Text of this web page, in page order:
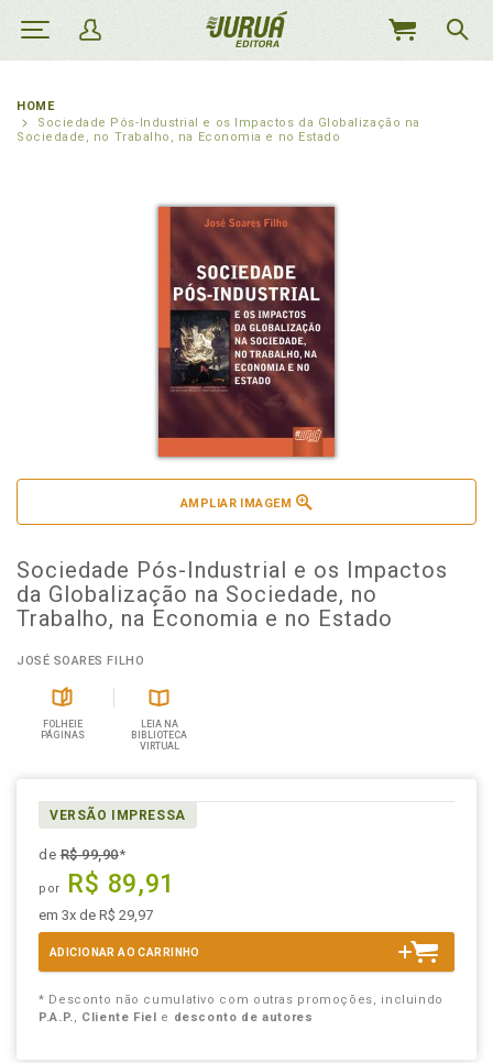
MEU
HOME
Sociedade Pós-Industrial e os Impactos da Globalização na
Sociedade, no Trabalho, na Economia e no Estado
AMPLIAR IMAGEM
Sociedade Pós-Industrial e os Impactos
da Globalização na Sociedade, no
Trabalho, na Economia e no Estado
JOSÉ SOARES FILHO
FOLHEIE
PÁGINAS
LEIA NA
BIBLIOTECA
VIRTUAL
VERSÃO IMPRESSA
deR$ 99,90*
por R$ 89,91
em 3x de R$ 29,97
ADICIONAR AO CARRINHO
* Desconto não cumulativo com outras promoções, incluindo
P.A.P., Cliente Fiel e desconto de autores